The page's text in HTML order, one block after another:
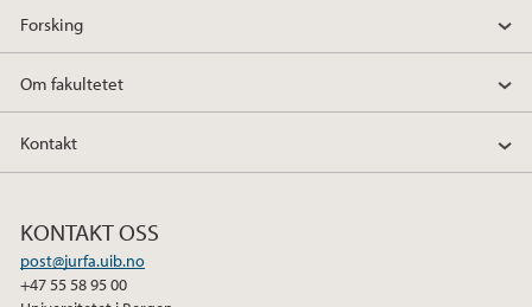
Forsking
Om fakultetet
Kontakt
KONTAKT OSS
post@jurfa.uib.no
+47 55 58 95 00